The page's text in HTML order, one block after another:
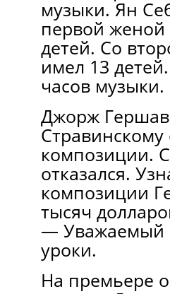
музыки. Ян
первой
детей. Со
имел 13
часов музыки.
Джорж
Стравинскому
композиции.
отказался.
композиции
тысяч
— Уважаемый
уроки.
На премьере